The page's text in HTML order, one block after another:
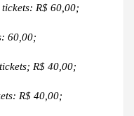
R$ 60,00;
60,00;
R$ 40,00;
R$ 40,00;